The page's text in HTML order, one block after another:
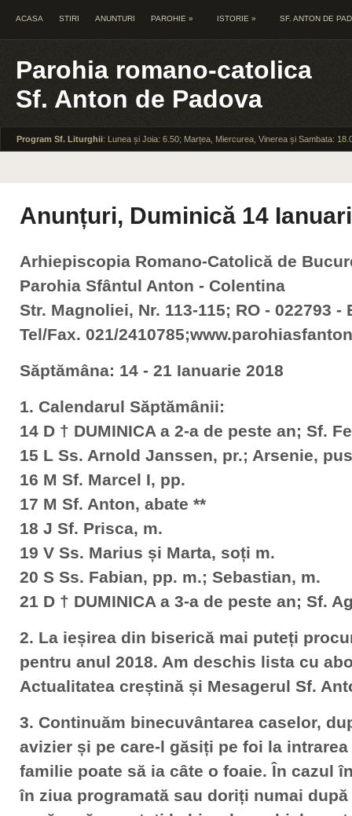
ACASA STIRI ANUNTURI PAROHIE » ISTORIE » SF. ANTON DE
Parohia romano-catolica
Sf. Anton de Padova
Program Sf. Liturghii: Lunea și Joia: 6.50; Marțea, Miercurea, Vinerea și Sambata:
Anunțuri, Duminică 14
Arhiepiscopia Romano-Catolică de
Parohia Sfântul Anton - Colentina
Str. Magnoliei, Nr. 113-115; RO - 022793
Tel/Fax. 021/
Săptămâna: 14 - 21 Ianuarie 2018
1. Calendarul Săptămânii:
14 D † DUMINICA a 2-a de peste an; Sf.
15 L Ss. Arnold Janssen, pr.; Arsenie,
16 M Sf. Marcel I, pp.
17 M Sf. Anton, abate **
18 J Sf. Prisca, m.
19 V Ss. Marius și Marta, soți m.
20 S Ss. Fabian, pp. m.; Sebastian, m.
21 D † DUMINICA a 3-a de peste an; Sf.
2. La ieșirea din biserică mai puteți
pentru anul 2018. Am deschis lista cu
Actualitatea creștină și Mesagerul Sf.
3. Continuăm binecuvântarea caselor,
avizier și pe care-l găsiți pe foi la
familie poate să ia câte o foaie. În cazul
în ziua programată sau doriți numai